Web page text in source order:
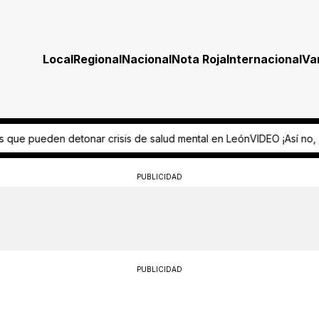
LocalRegionalNacionalNota RojaInternacional
salud mental en León VIDEO ¡Así no, abuelito! Adulto mayor
PUBLICIDAD
PUBLICIDAD